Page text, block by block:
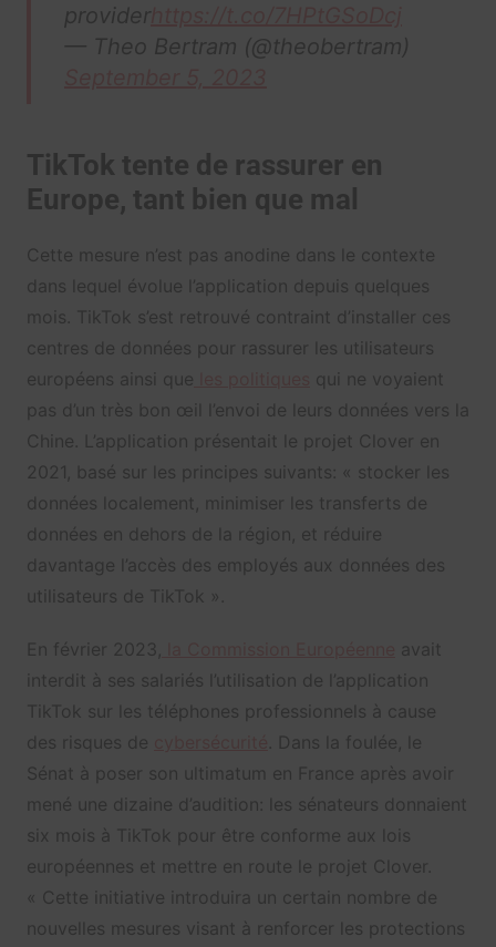
providerhttps://t.co/7HPtGSoDcj
— Theo Bertram (@theobertram)
TikTok tente de rassurer en
Europe, tant bien que mal
Cette mesure n’est pas anodine dans le contexte
dans lequel évolue l’application depuis quelques
mois. TikTok s’est retrouvé contraint d’installer ces
centres de données pour rassurer les utilisateurs
européens ainsi que
qui ne voyaient
pas d’un très bon œil l’envoi de leurs données vers la
Chine. L’application présentait le projet Clover en
2021, basé sur les principes suivants: « stocker les
données localement, minimiser les transferts de
données en dehors de la région, et réduire
davantage l’accès des employés aux données des
utilisateurs de TikTok ».
En février 2023,
avait
interdit à ses salariés l’utilisation de l’application
TikTok sur les téléphones professionnels à cause
des risques de
. Dans la foulée, le
Sénat à poser son ultimatum en France après avoir
mené une dizaine d’audition: les sénateurs donnaient
six mois à TikTok pour être conforme aux lois
européennes et mettre en route le projet Clover.
« Cette initiative introduira un certain nombre de
nouvelles mesures visant à renforcer les protections